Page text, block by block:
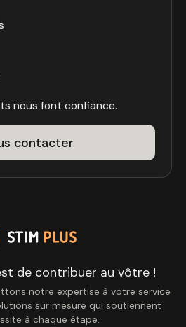
nous font confiance.
contacter
de contribuer au vôtre !
notre expertise à votre service
sur mesure qui soutiennent
à chaque étape.